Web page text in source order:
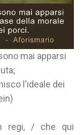
mai apparsi
l'ideale dei
regi, / che qui